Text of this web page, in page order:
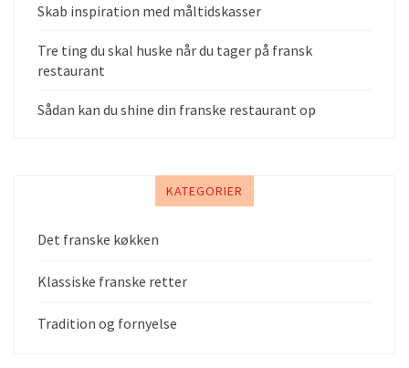
Skab inspiration med måltidskasser
Tre ting du skal huske når du tager på fransk
restaurant
Sådan kan du shine din franske restaurant op
KATEGORIER
Det franske køkken
Klassiske franske retter
Tradition og fornyelse